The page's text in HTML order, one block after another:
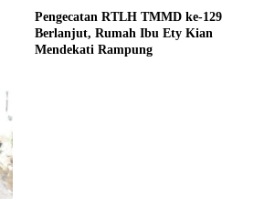
Pengecatan RTLH TMMD ke-129
Berlanjut, Rumah Ibu Ety Kian
Mendekati Rampung